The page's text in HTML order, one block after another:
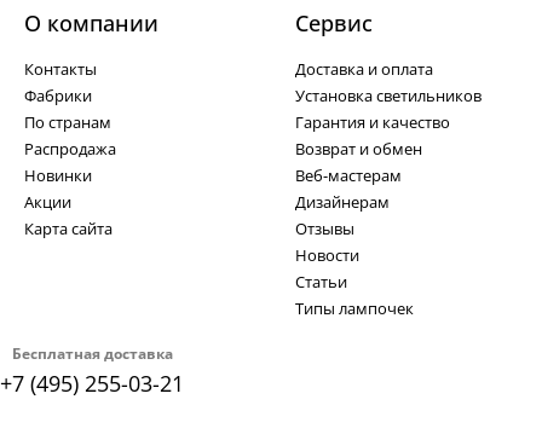
Бесплатная доставка
+7 (495) 255-03-21
О компании
Контакты
Фабрики
По странам
Распродажа
Новинки
Акции
Карта сайта
Cервис
Доставка и оплата
Установка светильников
Гарантия и качество
Возврат и обмен
Веб-мастерам
Дизайнерам
Отзывы
Новости
Статьи
Типы лампочек